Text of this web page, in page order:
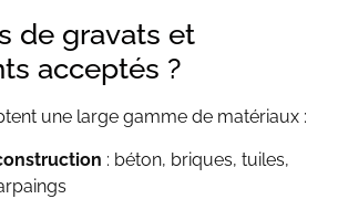
de gravats et
acceptés ?
une large gamme de matériaux :
: béton, briques, tuiles,